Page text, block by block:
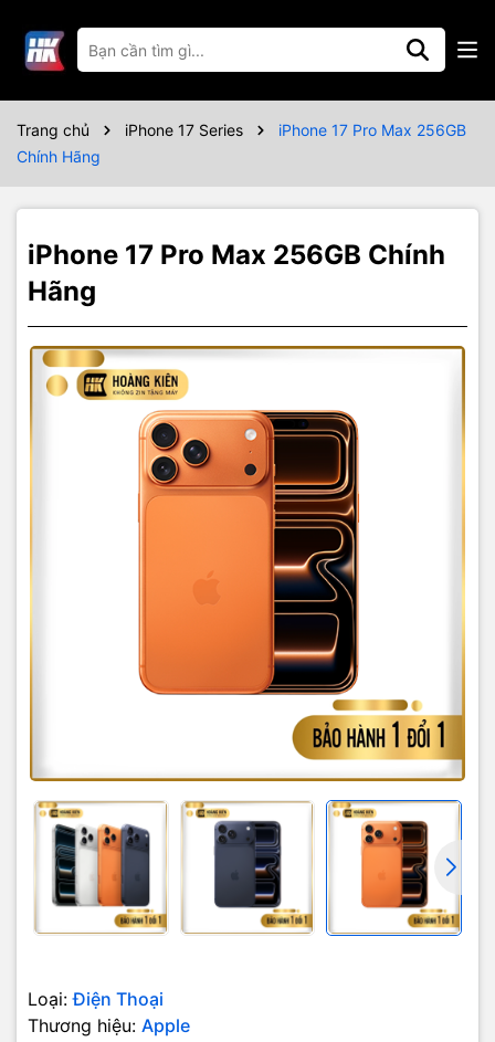
Trang chủ iPhone 17 Series
iPhone 17 Pro Max 256GB
Chính Hãng
iPhone 17 Pro Max 256GB Chính
Hãng
Loại: Điện Thoại
Thương hiệu: Apple
Thông số kỹ thuật